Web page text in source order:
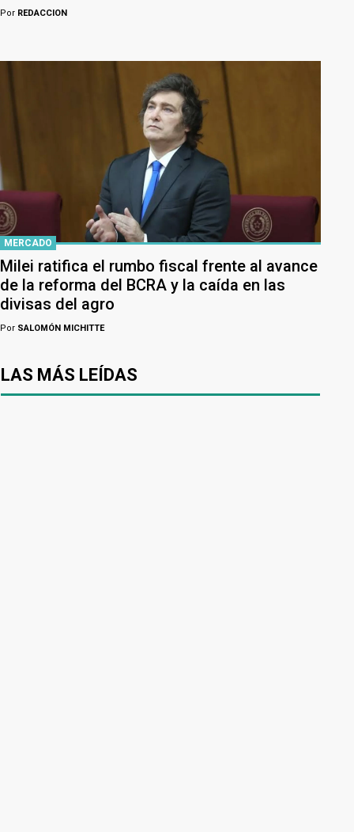
Por REDACCION
MERCADO
Milei ratifica el rumbo fiscal frente al avance
de la reforma del BCRA y la caída en las
divisas del agro
Por SALOMÓN MICHITTE
LAS MÁS LEÍDAS